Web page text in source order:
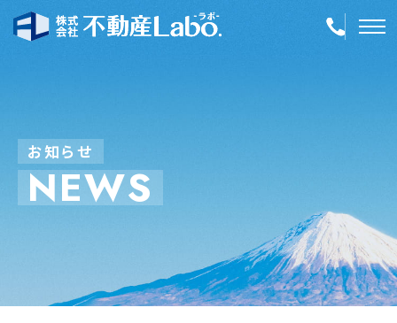
空き家再生
会社案内
店舗紹介
お知らせ
NEWS